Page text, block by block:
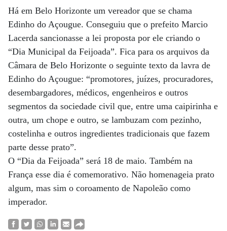
Há em Belo Horizonte um vereador que se chama
Edinho do Açougue. Conseguiu que o prefeito Marcio
Lacerda sancionasse a lei proposta por ele criando o
“Dia Municipal da Feijoada”. Fica para os arquivos da
Câmara de Belo Horizonte o seguinte texto da lavra de
Edinho do Açougue: “promotores, juízes, procuradores,
desembargadores, médicos, engenheiros e outros
segmentos da sociedade civil que, entre uma caipirinha e
outra, um chope e outro, se lambuzam com pezinho,
costelinha e outros ingredientes tradicionais que fazem
parte desse prato”.
O “Dia da Feijoada” será 18 de maio. Também na
França esse dia é comemorativo. Não homenageia prato
algum, mas sim o coroamento de Napoleão como
imperador.